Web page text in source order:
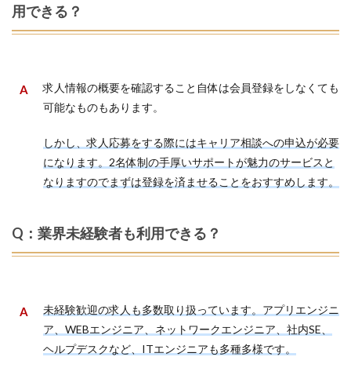
用できる？
求人情報の概要を確認すること自体は会員登録をしなくても
可能なものもあります。
しかし、求人応募をする際にはキャリア相談への申込が必要
になります。2名体制の手厚いサポートが魅力のサービスと
なりますのでまずは登録を済ませることをおすすめします。
Q：業界未経験者も利用できる？
未経験歓迎の求人も多数取り扱っています。アプリエンジニ
ア、WEBエンジニア、ネットワークエンジニア、社内SE、
ヘルプデスクなど、ITエンジニアも多種多様です。